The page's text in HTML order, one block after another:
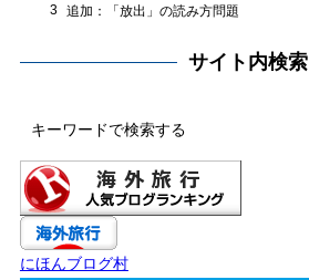
3 追加：「放出」の読み方問題
サイト内検索
にほんブログ村